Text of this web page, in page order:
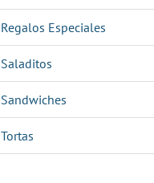
Regalos Especiales
Saladitos
Sandwiches
Tortas